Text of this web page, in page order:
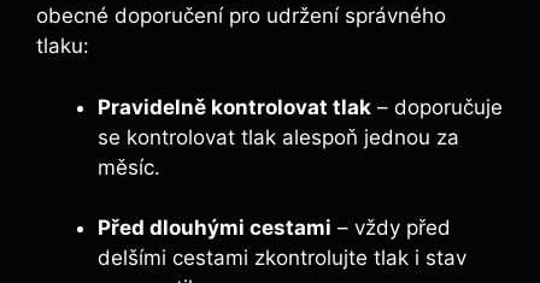
obecné doporučení pro udržení správného
tlaku:
Pravidelně kontrolovat tlak – doporučuje
se kontrolovat tlak alespoň jednou za
měsíc.
Před dlouhými cestami – vždy před
delšími cestami zkontrolujte tlak i stav